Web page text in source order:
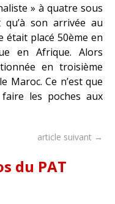
» à quatre sous
son arrivée au
était placé 50ème en
en Afrique. Alors
en troisième
Maroc. Ce n’est que
les poches aux
article suivant →
du PAT